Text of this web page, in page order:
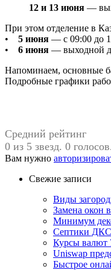
12 и 13 июня —
При этом отделение в
• 5 июня — с 09:00 до
• 6 июня — выходной
Напоминаем, основные
Подробные графики
Средний рейтинг
0 из 5 звезд. 0 голосов.
Вам нужно
Свежие записи
Виды
Замена окон
Минимум
Септики ДКС
Курсы валют
Uniswap
Быстрое